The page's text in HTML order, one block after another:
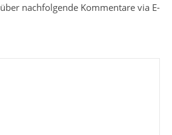
nachfolgende Kommentare via E-